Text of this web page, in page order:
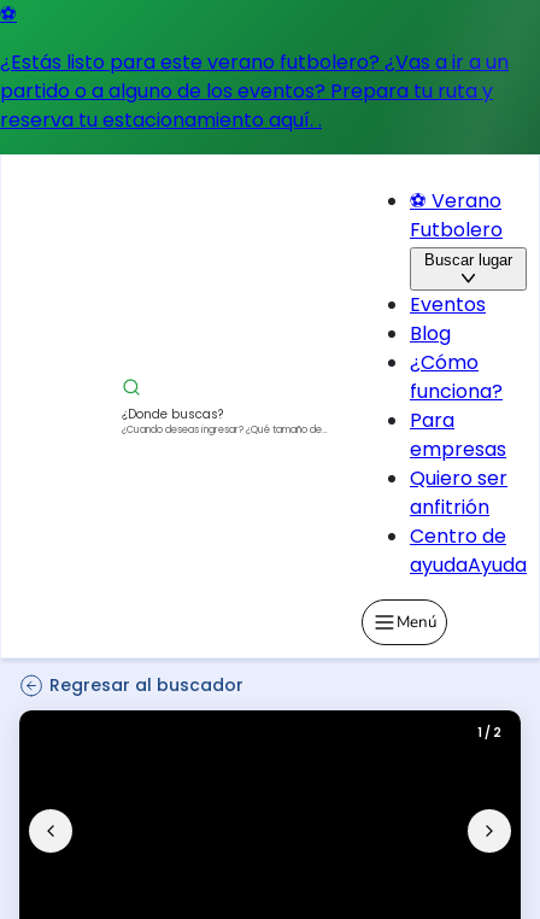
⚽
¿Estás listo para este verano futbolero? ¿Vas a ir a un
partido o a alguno de los eventos? Prepara tu ruta y
reserva tu estacionamiento aquí. .
¿Donde buscas?
¿Cuando deseas ingresar?¿Qué tamaño de
⚽ Verano
Futbolero
Buscar lugar
Eventos
Blog
¿Cómo
funciona?
Para
empresas
Quiero ser
anfitrión
Centro de
ayudaAyuda
Menú
Regresar al buscador
1 / 2